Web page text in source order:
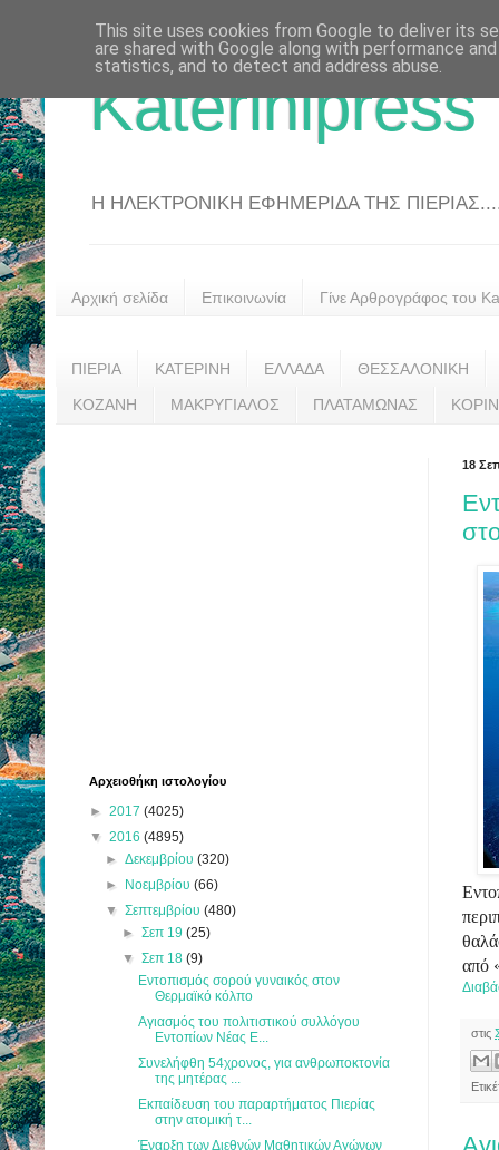
Katerinipress
Η ΗΛΕΚΤΡΟΝΙΚΗ ΕΦΗΜΕΡΙΔΑ ΤΗΣ
Αρχική σελίδα Επικοινωνία Γίνε Αρθρογράφος του
ΠΙΕΡΙΑ ΚΑΤΕΡΙΝΗ ΕΛΛΑΔΑ ΘΕΣΣΑΛΟΝΙΚΗ
ΚΟΖΑΝΗ ΜΑΚΡΥΓΙΑΛΟΣ ΠΛΑΤΑΜΩΝΑΣ
18
από
στις
Αρχειοθήκη ιστολογίου
► 2017 (4025)
▼ 2016 (4895)
►Δεκεμβρίου(320)
► Νοεμβρίου(66)
▼Σεπτεμβρίου(480)
► Σεπ 19 (25)
▼ Σεπ 18 (9)
Εντοπισμός σορού γυναικός στον
Θερμαϊκό κόλπο
Αγιασμός του πολιτιστικού συλλόγου
Εντοπίων Νέας Ε...
Συνελήφθη 54χρονος, για ανθρωποκτονία
της μητέρας ...
Εκπαίδευση του παραρτήματος Πιερίας
στην ατομική τ...
Έναρξη των Διεθνών Μαθητικών Αγώνων
This site uses cookies from Google to deliver its
are shared with Google along with performance
statistics, and to detect and address abuse.